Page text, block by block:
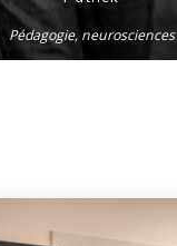
Pédagogie, neurosciences